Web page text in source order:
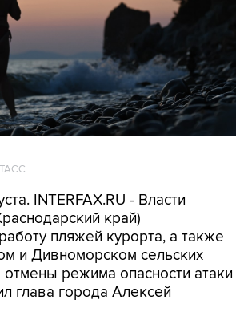
INTERFAX.RU - Власти
край)
пляжей курорта, а также
и Дивноморском сельских
отмены режима опасности атаки
глава города Алексей